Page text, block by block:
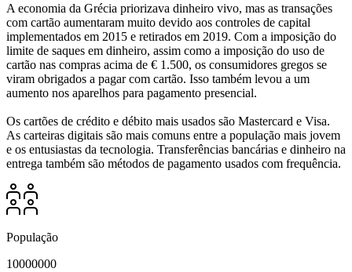
A economia da Grécia priorizava dinheiro vivo, mas as transações
com cartão aumentaram muito devido aos controles de capital
implementados em 2015 e retirados em 2019. Com a imposição do
limite de saques em dinheiro, assim como a imposição do uso de
cartão nas compras acima de € 1.500, os consumidores gregos se
viram obrigados a pagar com cartão. Isso também levou a um
aumento nos aparelhos para pagamento presencial.
Os cartões de crédito e débito mais usados são Mastercard e Visa.
As carteiras digitais são mais comuns entre a população mais jovem
e os entusiastas da tecnologia. Transferências bancárias e dinheiro na
entrega também são métodos de pagamento usados com frequência.
População
10000000